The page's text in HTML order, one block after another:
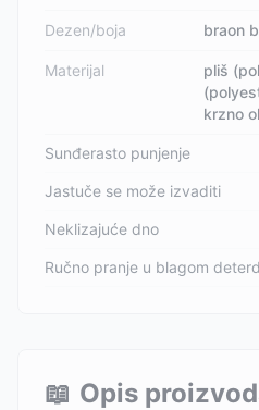
Dezen/boja braon
Materijal
pliš
krzno
Sunđerasto punjenje
Jastuče se može izvaditi
Neklizajuće dno
Ručno pranje u blagom
📖 Opis